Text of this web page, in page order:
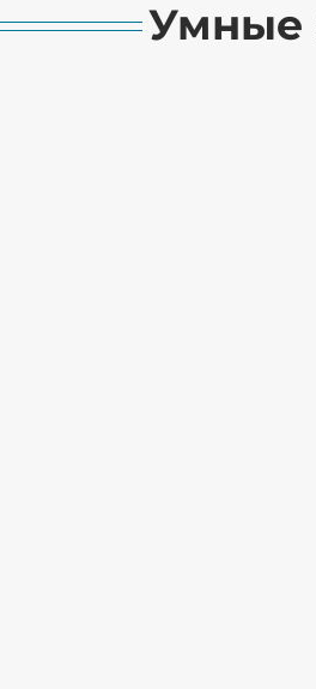
Умные